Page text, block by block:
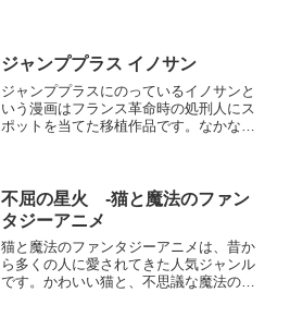
た人達にはやっぱり違和感...
ジャンププラス イノサン
ジャンププラスにのっているイノサンと
いう漫画はフランス革命時の処刑人にス
ポットを当てた移植作品です。なかなか
ら買いたい人には、試し読...
不屈の星火 -猫と魔法のファン
タジーアニメ
猫と魔法のファンタジーアニメは、昔か
ら多くの人に愛されてきた人気ジャンル
です。かわいい猫と、不思議な魔法の世